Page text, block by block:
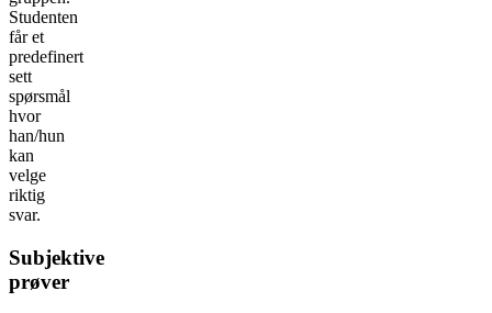
Studenten
får et
predefinert
sett
spørsmål
hvor
han/hun
kan
velge
riktig
svar.
Subjektive
prøver